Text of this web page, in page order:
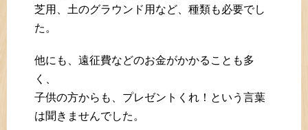
芝用、土のグラウンド用など、種類も必要でし
た。
他にも、遠征費などのお金がかかることも多
く、
子供の方からも、プレゼントくれ！という言葉
は聞きませんでした。